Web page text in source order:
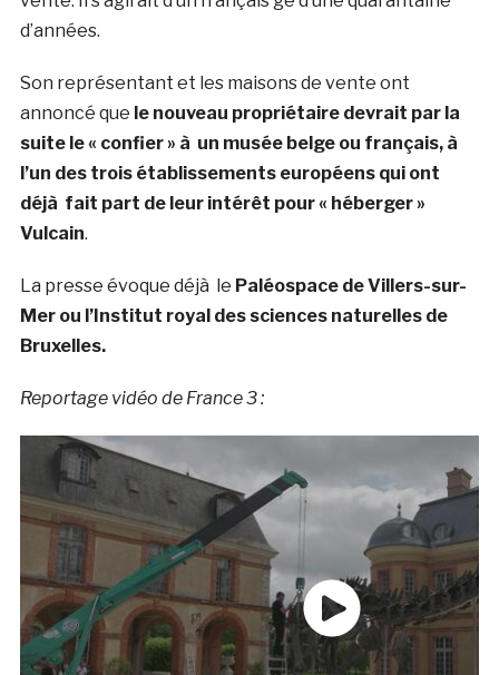
d’années.
Son représentant et les maisons de vente ont
annoncé que le nouveau propriétaire devrait par la
suite le « confier » à un musée belge ou français, à
l’un des trois établissements européens qui ont
déjà fait part de leur intérêt pour « héberger »
Vulcain.
La presse évoque déjà le Paléospace de Villers-sur-
Mer ou l’Institut royal des sciences naturelles de
Bruxelles.
Reportage vidéo de France 3 :